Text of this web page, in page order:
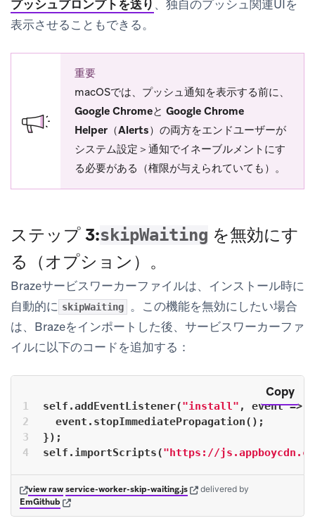
プッシュプロンプトを送り 、独自のプッシュ関連UIを
表示させることもできる。
重要
macOSでは、プッシュ通知を表示する前に、
Google Chromeと Google Chrome
Helper（Alerts）の両方をエンドユーザーが
システム設定＞通知でイネーブルメントにす
る必要がある（権限が与えられていても）。
ステップ 3:skipWaiting を無効にす
る（オプション）。
Brazeサービスワーカーファイルは、インストール時に
自動的に skipWaiting
。この機能を無効にしたい場合
は、Brazeをインポートした後、サービスワーカーファ
イルに以下のコードを追加する：
Copy
self.addEventListener("install" , event => {
  event.stopImmediatePropagation();
});
self.importScripts("https://
view raw(opens in new tab)
service-worker-skip-waiting.js(opens in new tab)
delivered by
EmGithub (opens in new tab)